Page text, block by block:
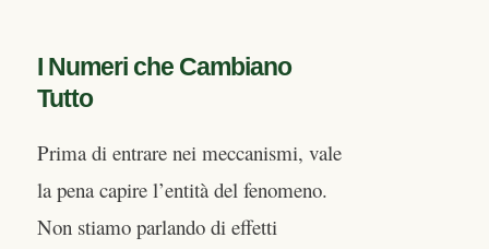
I Numeri che Cambiano
Tutto
Prima di entrare nei meccanismi, vale
la pena capire l’entità del fenomeno.
Non stiamo parlando di effetti